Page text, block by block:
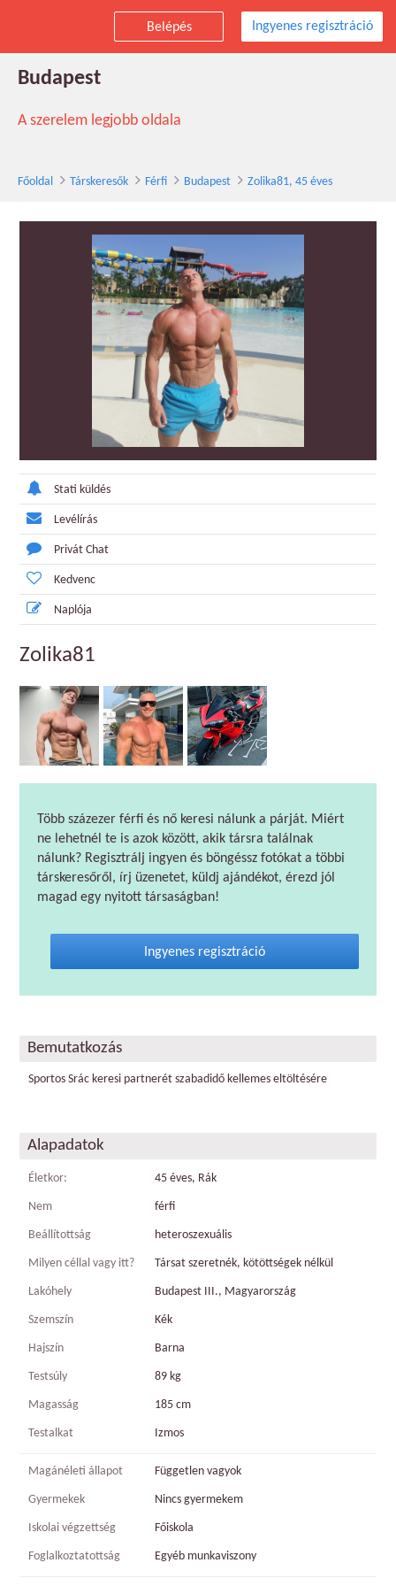
Belépés Ingyenes regisztráció
Zolika81 társkereső férfi, 45 éves,
Budapest
A szerelem legjobb oldala
Főoldal Társkeresők Férfi Budapest Zolika81, 45 éves
Stati küldés
Levélírás
Privát Chat
Kedvenc
Naplója
Zolika81
Több százezer férfi és nő keresi nálunk a párját. Miért
ne lehetnél te is azok között, akik társra találnak
nálunk? Regisztrálj ingyen és böngéssz fotókat a többi
társkeresőről, írj üzenetet, küldj ajándékot, érezd jól
magad egy nyitott társaságban!
Ingyenes regisztráció
Bemutatkozás
Sportos Srác keresi partnerét szabadidő kellemes eltöltésére
Alapadatok
Életkor: 45 éves, Rák
Nem férfi
Beállítottság heteroszexuális
Milyen céllal vagy itt? Társat szeretnék, kötöttségek nélkül
Lakóhely Budapest III., Magyarország
Szemszín Kék
Hajszín Barna
Testsúly 89 kg
Magasság 185 cm
Testalkat Izmos
Magánéleti állapot Független vagyok
Gyermekek Nincs gyermekem
Iskolai végzettség Főiskola
Foglalkoztatottság Egyéb munkaviszony